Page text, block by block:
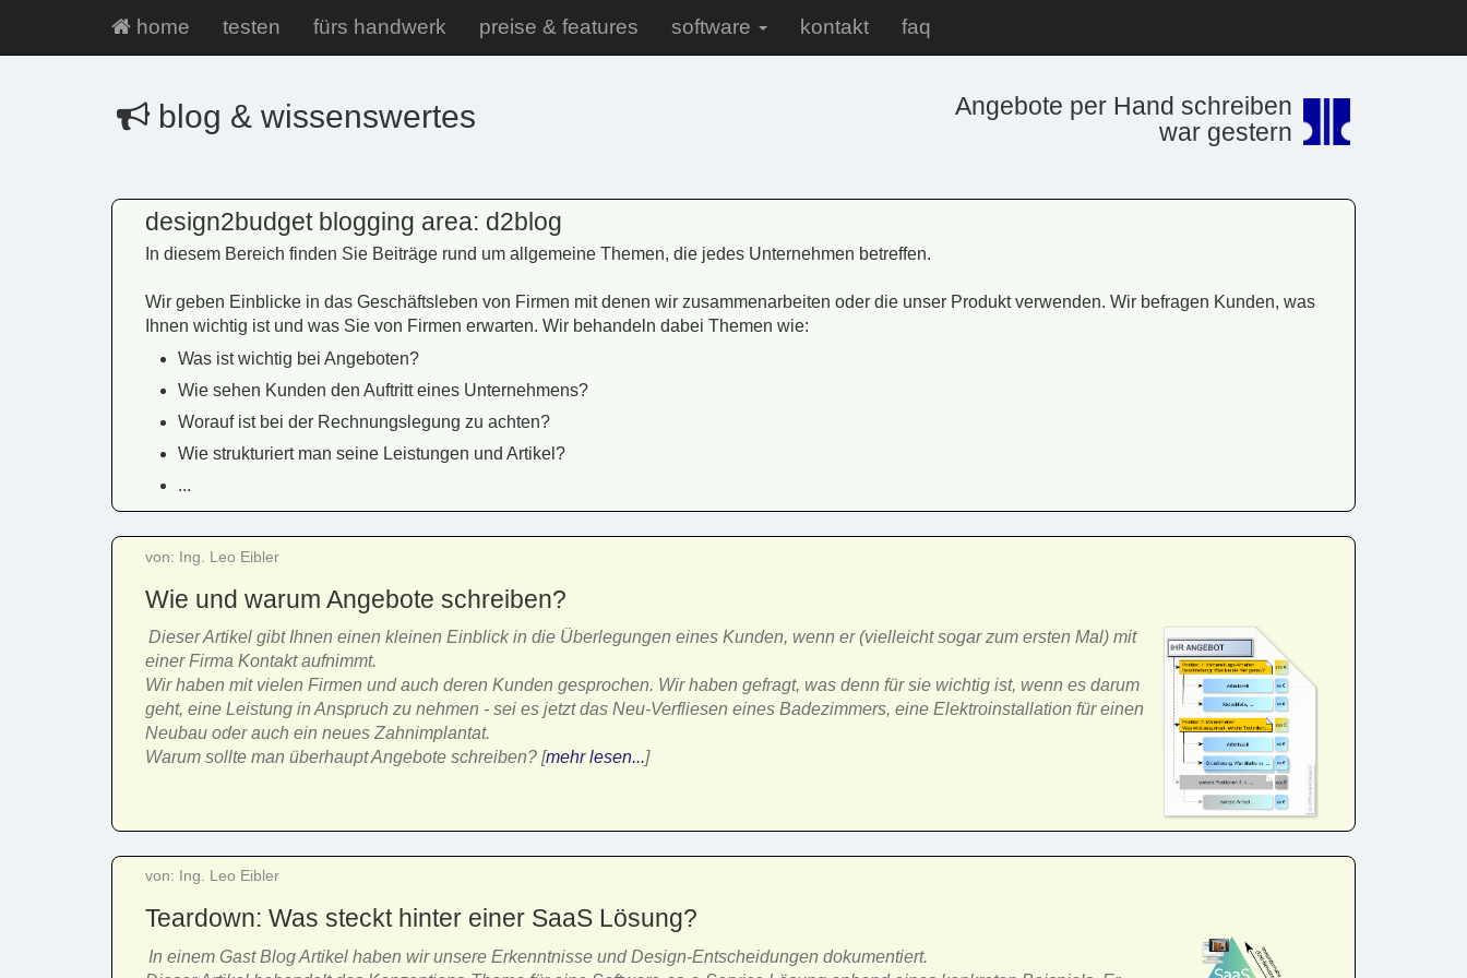
home testen fürs handwerk preise & features software kontakt faq
blog & wissenswertes
Angebote per Hand schreiben
war gestern
design2budget blogging area: d2blog
In diesem Bereich finden Sie Beiträge rund um allgemeine Themen, die jedes Unternehmen betreffen.
Wir geben Einblicke in das Geschäftsleben von Firmen mit denen wir zusammenarbeiten oder die unser Produkt verwenden. Wir befragen Kunden, was
Ihnen wichtig ist und was Sie von Firmen erwarten. Wir behandeln dabei Themen wie:
Was ist wichtig bei Angeboten?
Wie sehen Kunden den Auftritt eines Unternehmens?
Worauf ist bei der Rechnungslegung zu achten?
Wie strukturiert man seine Leistungen und Artikel?
...
von: Ing. Leo Eibler
Wie und warum Angebote schreiben?
Dieser Artikel gibt Ihnen einen kleinen Einblick in die Überlegungen eines Kunden, wenn er (vielleicht sogar zum ersten Mal) mit
einer Firma Kontakt aufnimmt.
Wir haben mit vielen Firmen und auch deren Kunden gesprochen. Wir haben gefragt, was denn für sie wichtig ist, wenn es darum
geht, eine Leistung in Anspruch zu nehmen - sei es jetzt das Neu-Verfliesen eines Badezimmers, eine Elektroinstallation für einen
Neubau oder auch ein neues Zahnimplantat.
Warum sollte man überhaupt Angebote schreiben? [mehr lesen...]
von: Ing. Leo Eibler
Teardown: Was steckt hinter einer SaaS Lösung?
In einem Gast Blog Artikel haben wir unsere Erkenntnisse und Design-Entscheidungen dokumentiert.